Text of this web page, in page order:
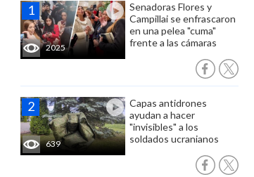
2025
Senadoras Flores y
Campillai se enfrascaron
en una pelea "cuma"
frente a las cámaras
639
Capas antidrones
ayudan a hacer
"invisibles" a los
soldados ucranianos